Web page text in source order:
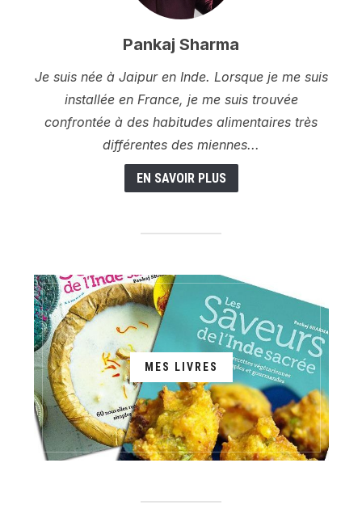
Pankaj Sharma
Je suis née à Jaipur en Inde. Lorsque je me suis
installée en France, je me suis trouvée
confrontée à des habitudes alimentaires très
différentes des miennes...
EN SAVOIR PLUS
MES LIVRES